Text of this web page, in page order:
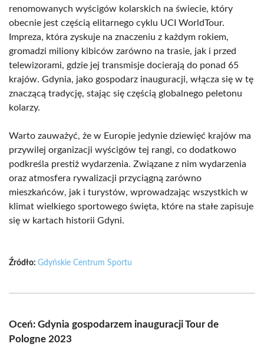
renomowanych wyścigów kolarskich na świecie, który
obecnie jest częścią elitarnego cyklu UCI WorldTour.
Impreza, która zyskuje na znaczeniu z każdym rokiem,
gromadzi miliony kibiców zarówno na trasie, jak i przed
telewizorami, gdzie jej transmisje docierają do ponad 65
krajów. Gdynia, jako gospodarz inauguracji, włącza się w tę
znaczącą tradycję, stając się częścią globalnego peletonu
kolarzy.
Warto zauważyć, że w Europie jedynie dziewięć krajów ma
przywilej organizacji wyścigów tej rangi, co dodatkowo
podkreśla prestiż wydarzenia. Związane z nim wydarzenia
oraz atmosfera rywalizacji przyciągną zarówno
mieszkańców, jak i turystów, wprowadzając wszystkich w
klimat wielkiego sportowego święta, które na stałe zapisuje
się w kartach historii Gdyni.
Źródło: Gdyńskie Centrum Sportu
Oceń: Gdynia gospodarzem inauguracji Tour de
Pologne 2023